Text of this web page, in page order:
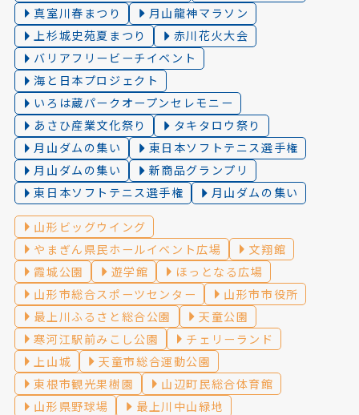
真室川春まつり
月山龍神マラソン
上杉城史苑夏まつり
赤川花火大会
バリアフリービーチイベント
海と日本プロジェクト
いろは蔵パークオープンセレモニー
あさひ産業文化祭り
タキタロウ祭り
月山ダムの集い
東日本ソフトテニス選手権
月山ダムの集い
新商品グランプリ
東日本ソフトテニス選手権
月山ダムの集い
山形ビッグウイング
やまぎん県民ホールイベント広場
文翔館
霞城公園
遊学館
ほっとなる広場
山形市総合スポーツセンター
山形市市役所
最上川ふるさと総合公園
天童公園
寒河江駅前みこし公園
チェリーランド
上山城
天童市総合運動公園
東根市観光果樹園
山辺町民総合体育館
山形県野球場
最上川中山緑地